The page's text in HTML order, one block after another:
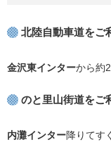
北陸自動車道を
金沢東インターから約
のと里山街道をご
内灘インター降りてす